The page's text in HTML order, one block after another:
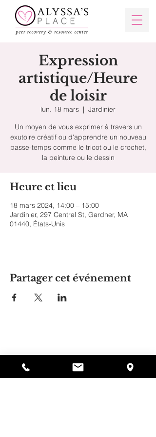
Expression
artistique/Heure
de loisir
lun. 18 mars
  |
Jardinier
Un moyen de vous exprimer à travers un
exutoire créatif ou d'apprendre un nouveau
passe-temps comme le tricot ou le crochet,
la peinture ou le dessin
Heure et lieu
18 mars 2024, 14:00 – 15:00
Jardinier, 297 Central St, Gardner, MA
01440, États-Unis
Partager cet événement
01440
978-364-0920